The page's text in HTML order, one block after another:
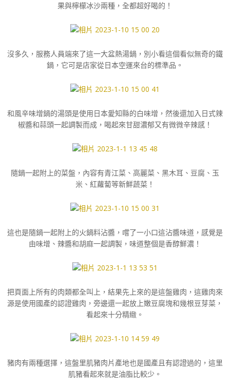
果與檸檬冰沙兩種，全都超好喝的！
沒多久，服務人員端來了這一大盆熱湯鍋，別小看這個看似無奇的鐵
鍋，它可是店家從日本空運來台的標準品。
和風辛味增鍋的湯頭是使用日本愛知縣的白味增，然後還加入日式辣
椒醬和蒜頭一起調製而成，喝起來甘甜濃郁又有微微辛辣感！
隨鍋一起附上的菜盤，內容有青江菜、高麗菜、黑木耳、豆腐、玉
米、紅蘿蔔等新鮮蔬菜！
這也是隨鍋一起附上的火鍋料沾醬，嚐了一小口這沾醬味道，感覺是
由味增、辣醬和胡麻一起調製，味道整個是香醇鮮濃！
把頁面上所有的肉類都全叫上，結果先上來的是這盤雞肉，這雞肉來
源是使用國產的認證雞肉，旁邊還一起放上嫩豆腐塊和幾根豆芽菜，
看起來十分精緻。
豬肉有兩種選擇，這盤里肌豬肉片產地也是國產且有認證過的，這里
肌豬看起來就是油脂比較少。